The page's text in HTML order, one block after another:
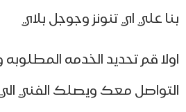
علي اي تنونز وجوجل بلاي
قم تحديد الخدمه المطلوبه
معك ويصلك الفني الي